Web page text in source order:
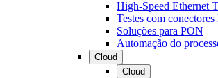
High-Speed Ethernet
Testes com
Soluções para PON
Automação do
Cloud
Cloud